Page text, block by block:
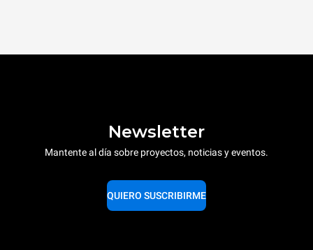
Newsletter
Mantente al día sobre proyectos, noticias y eventos.
QUIERO SUSCRIBIRME